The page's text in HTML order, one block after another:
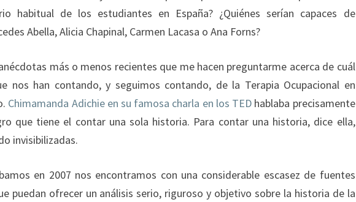
habitual de los estudiantes en España? ¿Quiénes serían capaces de
Abella, Alicia Chapinal, Carmen Lacasa o Ana Forns?
más o menos recientes que me hacen preguntarme acerca de cuál
nos han contando, y seguimos contando, de la Terapia Ocupacional en
Chimamanda Adichie en su famosa charla en los TED hablaba precisamente
que tiene el contar una sola historia. Para contar una historia, dice ella,
invisibilizadas.
en 2007 nos encontramos con una considerable escasez de fuentes
puedan ofrecer un análisis serio, riguroso y objetivo sobre la historia de la